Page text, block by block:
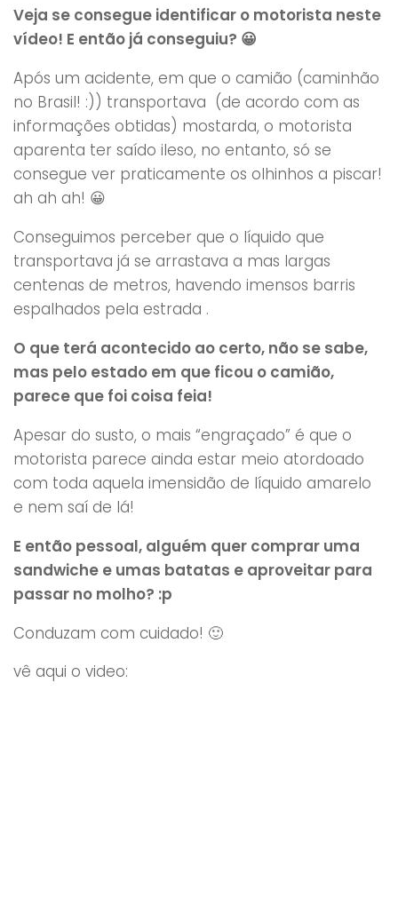
Veja se consegue identificar o motorista neste
vídeo! E então já conseguiu? 😀
Após um acidente, em que o camião (caminhão
no Brasil! :)) transportava (de acordo com as
informações obtidas) mostarda, o motorista
aparenta ter saído ileso, no entanto, só se
consegue ver praticamente os olhinhos a piscar!
ah ah ah! 😀
Conseguimos perceber que o líquido que
transportava já se arrastava a mas largas
centenas de metros, havendo imensos barris
espalhados pela estrada .
O que terá acontecido ao certo, não se sabe,
mas pelo estado em que ficou o camião,
parece que foi coisa feia!
Apesar do susto, o mais “engraçado” é que o
motorista parece ainda estar meio atordoado
com toda aquela imensidão de líquido amarelo
e nem saí de lá!
E então pessoal, alguém quer comprar uma
sandwiche e umas batatas e aproveitar para
passar no molho? :p
Conduzam com cuidado! 🙂
vê aqui o video: